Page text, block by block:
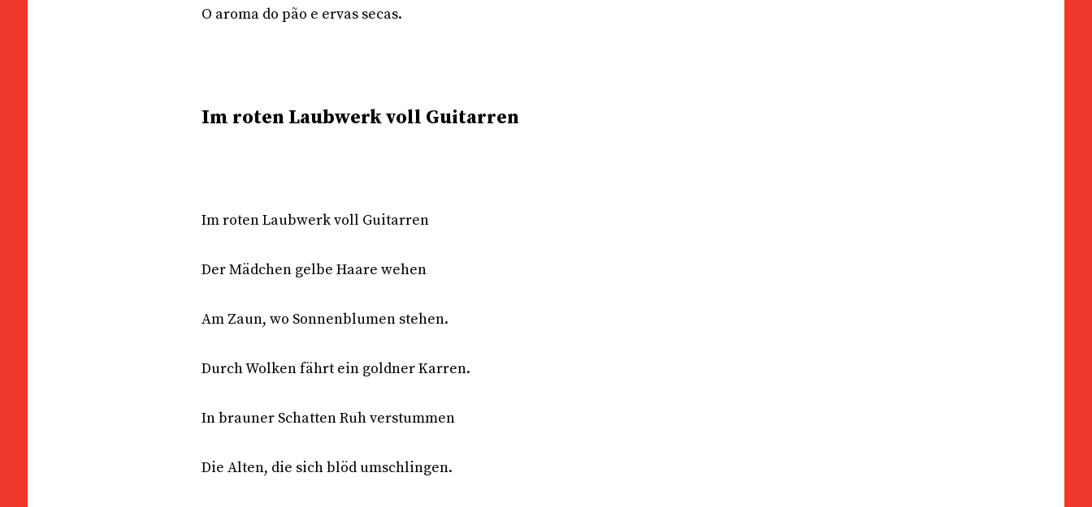
O aroma do pão e ervas secas.
Im roten Laubwerk voll Guitarren
Im roten Laubwerk voll Guitarren
Der Mädchen gelbe Haare wehen
Am Zaun, wo Sonnenblumen stehen.
Durch Wolken fährt ein goldner Karren.
In brauner Schatten Ruh verstummen
Die Alten, die sich blöd umschlingen.